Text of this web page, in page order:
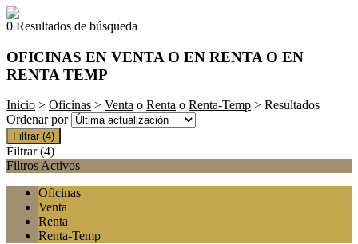
0 Resultados de búsqueda
OFICINAS EN VENTA O EN RENTA O EN
RENTA TEMP
Inicio > Oficinas > Venta o Renta o Renta-Temp > Resultados
Ordenar por
Filtrar (4)
Filtrar (4)
Filtros Activos
Oficinas
Venta
Renta
Renta-Temp